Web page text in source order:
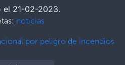
el 21-02-2023.
noticias
por peligro de incendios